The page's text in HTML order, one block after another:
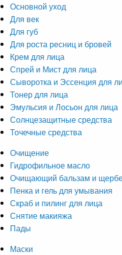
Основной уход
Для век
Для губ
Для роста ресниц и бровей
Крем для лица
Спрей и Мист для лица
Сыворотка и Эссенция для
Тонер для лица
Эмульсия и Лосьон для лица
Солнцезащитные средства
Точечные средства
Очищение
Гидрофильное масло
Очищающий бальзам и
Пенка и гель для умывания
Скраб и пилинг для лица
Снятие макияжа
Пады
Маски